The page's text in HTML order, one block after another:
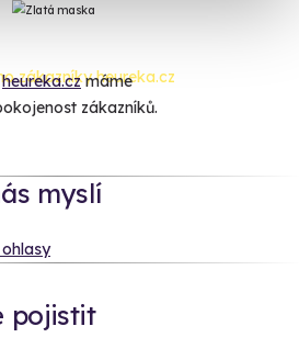
heureka.czmáme
zákazníků.
myslí
pojistit